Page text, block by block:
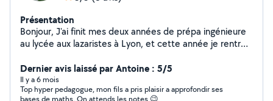
Présentation
Bonjour, J'ai finit mes deux années de prépa ingénieure
au lycée aux lazaristes à Lyon, et cette année je rentre
de professeur particulier pour les matières scientifiques.
(Maths, Physique-Chimie, SI) Je suis disponible et
flexible sur les horaires. N'hésitez pas à me contacter
Dernier avis laissé par Antoine : 5/5
Il y a 6 mois
Top hyper pedagogue, mon fils a pris plaisir a approfondir ses
bases de maths. On attends les notes 😉